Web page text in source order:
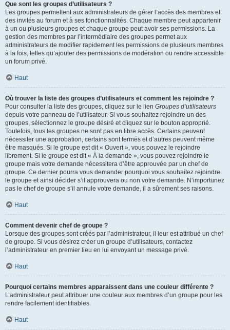
Que sont les groupes d’utilisateurs ?
Les groupes permettent aux administrateurs de gérer l’accès des membres et
des invités au forum et à ses fonctionnalités. Chaque membre peut appartenir
à un ou plusieurs groupes et chaque groupe peut avoir ses permissions. La
gestion des membres par l’intermédiaire des groupes permet aux
administrateurs de modifier rapidement les permissions de plusieurs membres
à la fois, telles qu’ajouter des permissions de modération ou rendre accessible
un forum privé.
Haut
Où trouver la liste des groupes d’utilisateurs et comment les rejoindre ?
Pour consulter la liste des groupes, cliquez sur le lien Groupes d’utilisateurs
depuis votre panneau de l’utilisateur. Si vous souhaitez rejoindre un des
groupes, sélectionnez le groupe désiré et cliquez sur le bouton approprié.
Toutefois, tous les groupes ne sont pas en libre accès. Certains peuvent
nécessiter une approbation, certains sont fermés et d’autres peuvent même
être masqués. Si le groupe est dit « Ouvert », vous pouvez le rejoindre
librement. Si le groupe est dit « À la demande », vous pouvez rejoindre le
groupe mais votre demande nécessitera d’être approuvée par un chef de
groupe. Ce dernier pourra vous demander pourquoi vous souhaitez rejoindre
le groupe et ainsi décider s’il approuvera ou non votre demande. N’importunez
pas le chef de groupe s’il annule votre demande, il a sûrement ses raisons.
Haut
Comment devenir chef de groupe ?
Lorsque des groupes sont créés par l’administrateur, il leur est attribué un chef
de groupe. Si vous désirez créer un groupe d’utilisateurs, contactez
l’administrateur en premier lieu en lui envoyant un message privé.
Haut
Pourquoi certains membres apparaissent dans une couleur différente ?
L’administrateur peut attribuer une couleur aux membres d’un groupe pour les
rendre facilement identifiables.
Haut